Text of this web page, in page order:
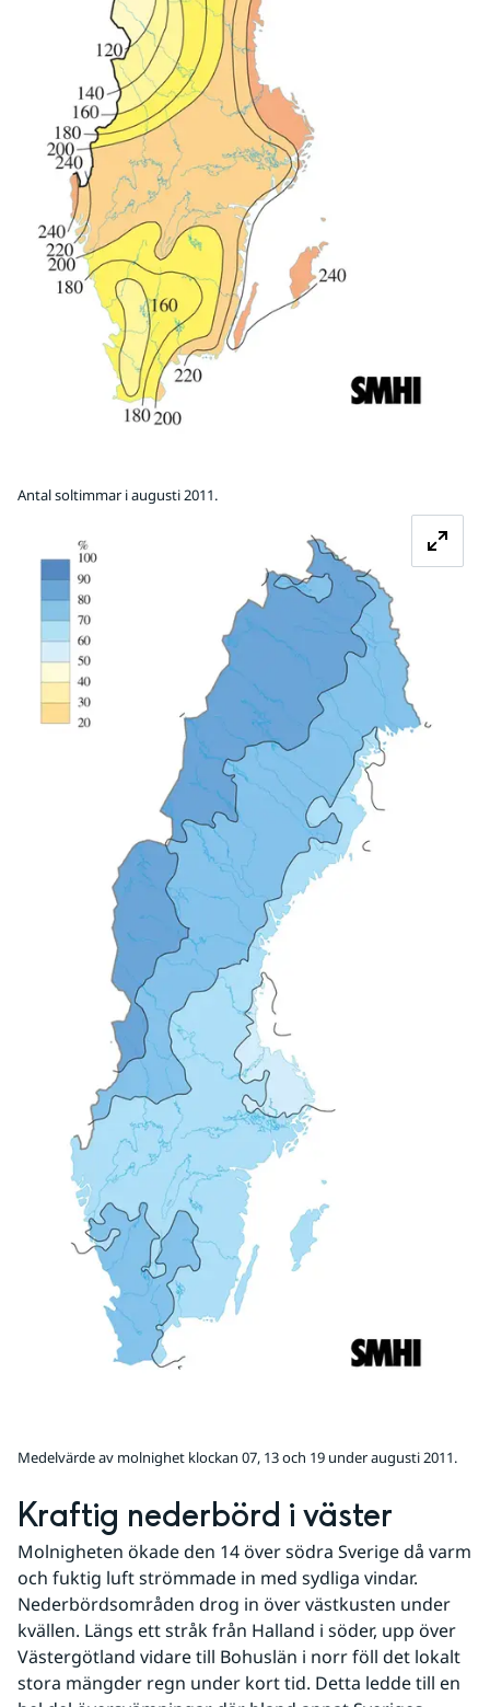
Antal soltimmar i augusti 2011.
Medelvärde av molnighet klockan 07, 13 och 19 under augusti 2011.
Kraftig nederbörd i väster
Molnigheten ökade den 14 över södra Sverige då varm
och fuktig luft strömmade in med sydliga vindar.
Nederbördsområden drog in över västkusten under
kvällen. Längs ett stråk från Halland i söder, upp över
Västergötland vidare till Bohuslän i norr föll det lokalt
stora mängder regn under kort tid. Detta ledde till en